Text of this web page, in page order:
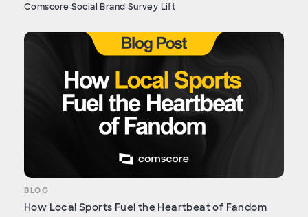
Comscore Social Brand Survey Lift
BLOG
How Local Sports Fuel the Heartbeat of Fandom